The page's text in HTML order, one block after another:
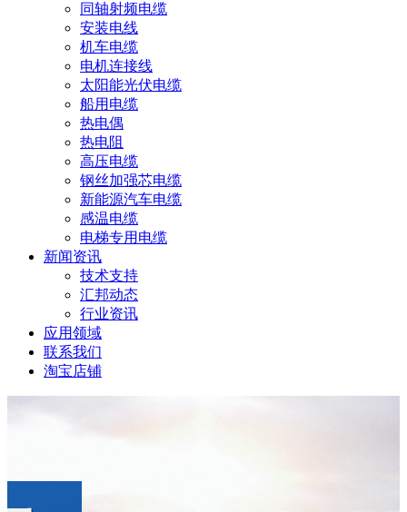
同轴射频电缆
安装电线
机车电缆
电机连接线
太阳能光伏电缆
船用电缆
热电偶
热电阻
高压电缆
钢丝加强芯电缆
新能源汽车电缆
感温电缆
电梯专用电缆
新闻资讯
技术支持
汇邦动态
行业资讯
应用领域
联系我们
淘宝店铺